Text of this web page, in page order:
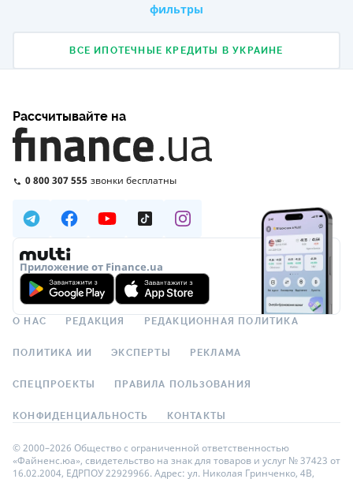
фильтры
ВСЕ ИПОТЕЧНЫЕ КРЕДИТЫ В УКРАИНЕ
Рассчитывайте на
0 800 307 555 звонки бесплатны
Приложение от Finance.ua
О НАС РЕДАКЦИЯ РЕДАКЦИОННАЯ ПОЛИТИКА
ПОЛИТИКА ИИ ЭКСПЕРТЫ РЕКЛАМА
СПЕЦПРОЕКТЫ ПРАВИЛА ПОЛЬЗОВАНИЯ
КОНФИДЕНЦИАЛЬНОСТЬ КОНТАКТЫ
© 2000–2026 Общество с ограниченной ответственностью
«Файненс.юа», свидетельство на знак для товаров и услуг № 37423 от
16.02.2004, ЕДРПОУ 22929966. Адрес: ул. Николая Гринченко, 4В,